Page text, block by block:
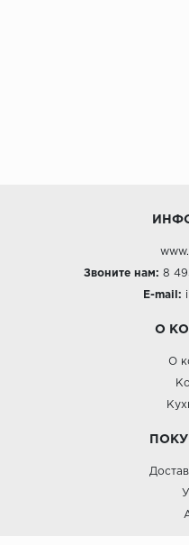
Звоните нам: 8
E-mail:
О
О